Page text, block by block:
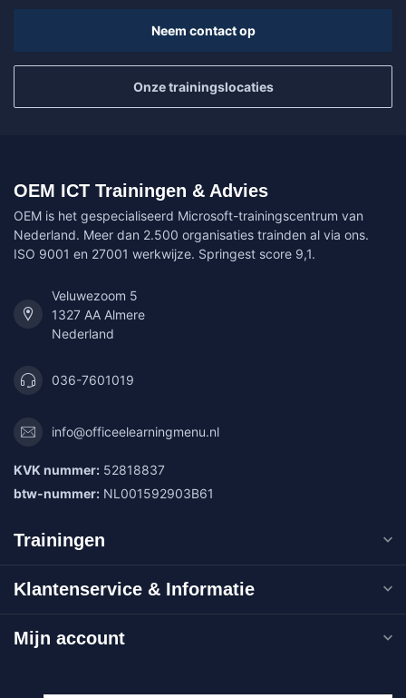
Neem contact op
Onze trainingslocaties
OEM ICT Trainingen & Advies
OEM is het gespecialiseerd Microsoft-trainingscentrum van
Nederland. Meer dan 2.500 organisaties trainden al via ons.
ISO 9001 en 27001 werkwijze. Springest score 9,1.
Veluwezoom 5
1327 AA Almere
Nederland
036-7601019
info@officeelearningmenu.nl
KVK nummer: 52818837
btw-nummer: NL001592903B61
Trainingen
Klantenservice & Informatie
Mijn account